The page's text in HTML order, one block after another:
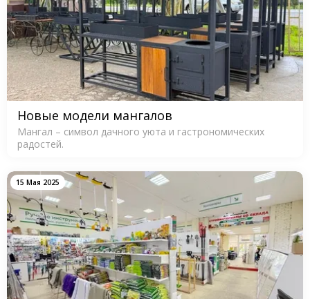
Новые модели мангалов
Мангал – символ дачного уюта и гастрономических
радостей.
15 Мая 2025